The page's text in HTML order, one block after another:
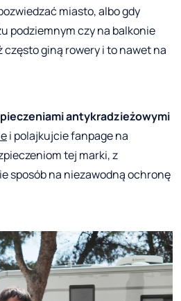
miasto, albo gdy
podziemnym czy na balkonie
często giną rowery i to nawet na
antykradzieżowymi
i polajkujcie fanpage na
tej marki, z
sposób na niezawodną ochronę